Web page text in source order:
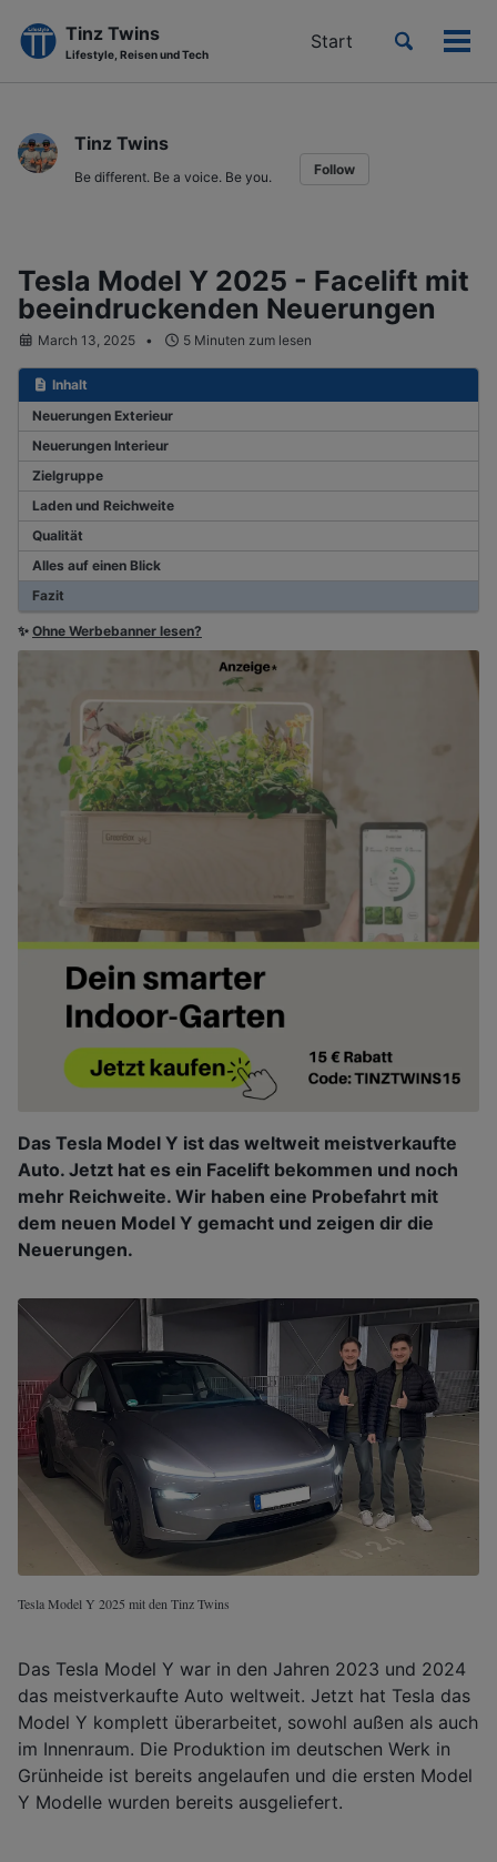
primary
navigation
content
footer
Tinz Twins
Lifestyle, Reisen und Tech
Start
Toggle
Tinz Twins
Be different. Be a voice. Be you. Follow
Tesla Model Y 2025 - Facelift mit
beeindruckenden Neuerungen
March 13, 2025 5 Minuten zum lesen
Inhalt
Neuerungen Exterieur
Neuerungen Interieur
Zielgruppe
Laden und Reichweite
Qualität
Alles auf einen Blick
Fazit
✨ Ohne Werbebanner lesen?
Das Tesla Model Y ist das weltweit meistverkaufte
Auto. Jetzt hat es ein Facelift bekommen und noch
mehr Reichweite. Wir haben eine Probefahrt mit
dem neuen Model Y gemacht und zeigen dir die
Neuerungen.
Tesla Model Y 2025 mit den Tinz Twins
Das Tesla Model Y war in den Jahren 2023 und 2024
das meistverkaufte Auto weltweit. Jetzt hat Tesla das
Model Y komplett überarbeitet, sowohl außen als auch
im Innenraum. Die Produktion im deutschen Werk in
Grünheide ist bereits angelaufen und die ersten Model
Y Modelle wurden bereits ausgeliefert.